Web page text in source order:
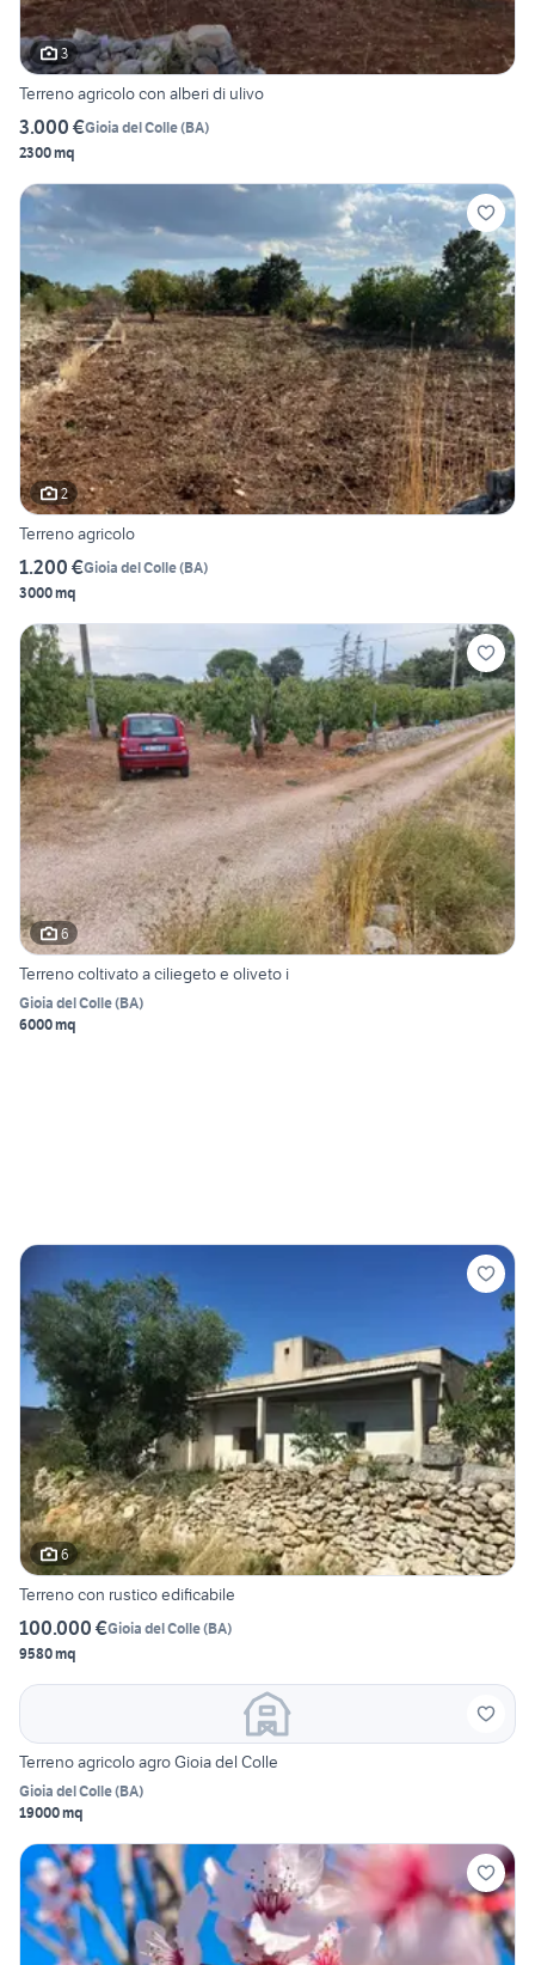
3
Terreno agricolo con alberi di ulivo
3.000 €Gioia del Colle(BA)
2300 mq
2
Terreno agricolo
1.200 €Gioia del Colle(BA)
3000 mq
6
Terreno coltivato a ciliegeto e oliveto i
Gioia del Colle(BA)
6000 mq
6
Terreno con rustico edificabile
100.000 €Gioia del Colle(BA)
9580 mq
Terreno agricolo agro Gioia del Colle
Gioia del Colle(BA)
19000 mq